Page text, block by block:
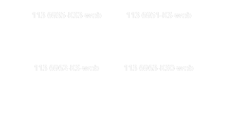
113 6935-KS3-web 113 6951-KS-web
113 6962-KS-web 113 6963-KS0-web